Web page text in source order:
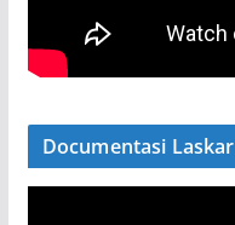
Documentasi